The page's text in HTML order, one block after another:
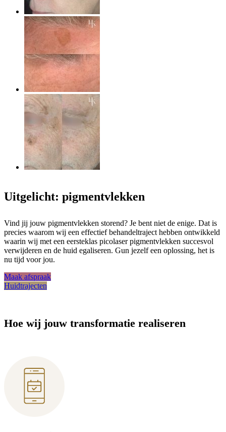
Uitgelicht: pigmentvlekken
Vind jij jouw pigmentvlekken storend? Je bent niet de enige. Dat is
precies waarom wij een effectief behandeltraject hebben ontwikkeld
waarin wij met een eersteklas picolaser pigmentvlekken succesvol
verwijderen en de huid egaliseren. Gun jezelf een oplossing, het is
nu tijd voor jou.
Maak afspraak
Huidtrajecten
Hoe wij jouw transformatie realiseren